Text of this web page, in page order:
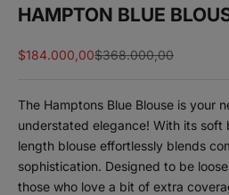
HAMPTON BLUE
Sale price
$184.000,00Regular price
$368.000,00
The Hamptons Blue Blouse is your
understated elegance! With its soft
length blouse effortlessly blends
sophistication. Designed to be
those who love a bit of extra